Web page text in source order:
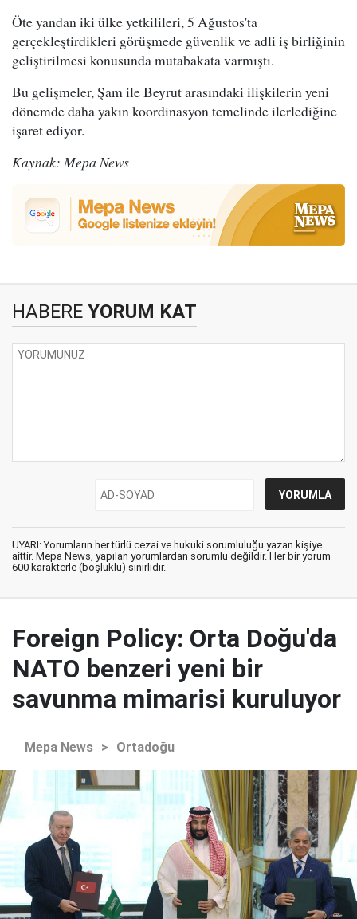
Öte yandan iki ülke yetkilileri, 5 Ağustos'ta
gerçekleştirdikleri görüşmede güvenlik ve adli iş birliğinin
geliştirilmesi konusunda mutabakata varmıştı.
Bu gelişmeler, Şam ile Beyrut arasındaki ilişkilerin yeni
dönemde daha yakın koordinasyon temelinde ilerlediğine
işaret ediyor.
Kaynak: Mepa News
HABERE YORUM KAT
UYARI: Yorumların her türlü cezai ve hukuki sorumluluğu yazan kişiye
aittir. Mepa News, yapılan yorumlardan sorumlu değildir. Her bir yorum
600 karakterle (boşluklu) sınırlıdır.
Foreign Policy: Orta Doğu'da
NATO benzeri yeni bir
savunma mimarisi kuruluyor
Mepa News > Ortadoğu